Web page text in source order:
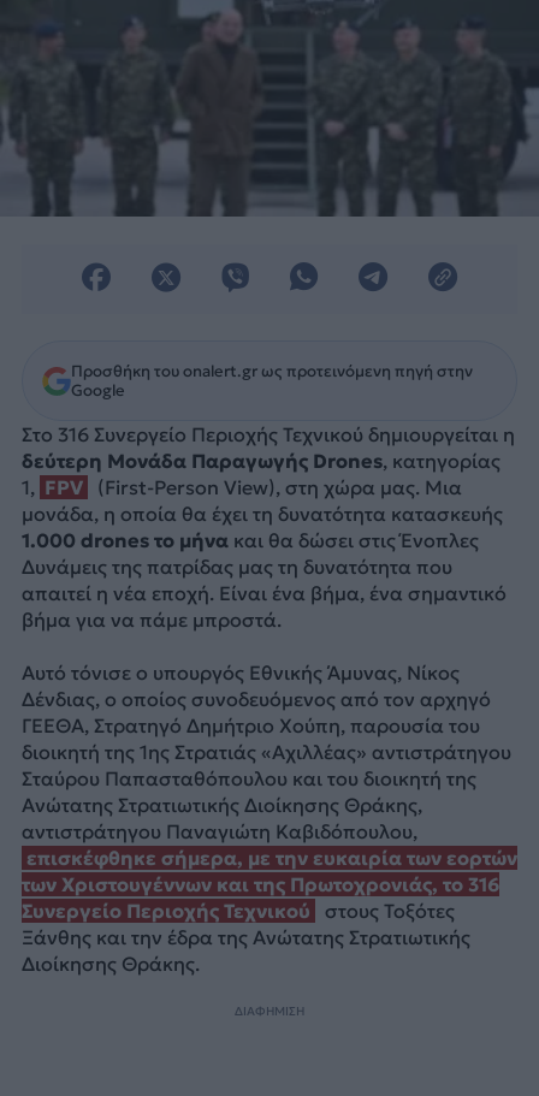
Προσθήκη του onalert.gr ως προτεινόμενη πηγή στην
Google
Στο 316 Συνεργείο Περιοχής Τεχνικού δημιουργείται η
δεύτερη Μονάδα Παραγωγής Drones, κατηγορίας
1, FPV
(First-Person View), στη χώρα μας. Μια
μονάδα, η οποία θα έχει τη δυνατότητα κατασκευής
1.000 drones το μήνακαι θα δώσει στις Ένοπλες
Δυνάμεις της πατρίδας μας τη δυνατότητα που
απαιτεί η νέα εποχή. Είναι ένα βήμα, ένα σημαντικό
βήμα για να πάμε μπροστά.
Αυτό τόνισε ο υπουργός Εθνικής Άμυνας, Νίκος
Δένδιας, ο οποίος συνοδευόμενος από τον αρχηγό
ΓΕΕΘΑ, Στρατηγό Δημήτριο Χούπη, παρουσία του
διοικητή της 1ης Στρατιάς «Αχιλλέας» αντιστράτηγου
Σταύρου Παπασταθόπουλου και του διοικητή της
Ανώτατης Στρατιωτικής Διοίκησης Θράκης,
αντιστράτηγου Παναγιώτη Καβιδόπουλου,
επισκέφθηκε σήμερα, με την ευκαιρία των εορτών
των Χριστουγέννων και της Πρωτοχρονιάς, το 316
Συνεργείο Περιοχής Τεχνικού
στους Τοξότες
Ξάνθης και την έδρα της Ανώτατης Στρατιωτικής
Διοίκησης Θράκης.
ΔΙΑΦΗΜΙΣΗ